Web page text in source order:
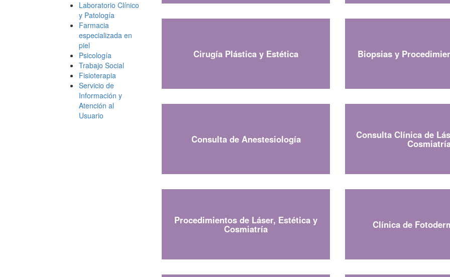
Laboratorio Clínico
y Patología
Farmacia
especializada en
piel
Psicología
Trabajo Social
Fisioterapia
Servicio de
Información y
Atención al
Usuario
Cirugía Plástica y Estética Biopsias y
Consulta de Anestesiología Consulta Clínica de
Procedimientos de Láser, Estética y
Cosmiatría Clínica de